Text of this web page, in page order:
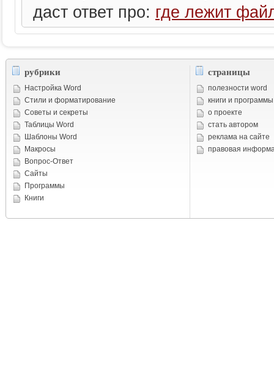
даст ответ про: где лежит
страницы
полезности word
книги и программы
о проекте
стать автором
реклама на сайте
правовая
рубрики
Настройка Word
Стили и форматирование
Советы и cекреты
Таблицы Word
Шаблоны Word
Макросы
Вопрос-Ответ
Сайты
Программы
Книги